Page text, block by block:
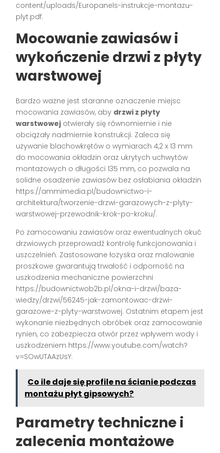
content/uploads/Europanels-instrukcje-montazu-
plyt.pdf.
Mocowanie zawiasów i
wykończenie drzwi z płyty
warstwowej
Bardzo ważne jest staranne oznaczenie miejsc
mocowania zawiasów, aby drzwi z płyty
warstwowej otwierały się równomiernie i nie
obciążały nadmiernie konstrukcji. Zaleca się
używanie blachowkrętów o wymiarach 4,2 x 13 mm
do mocowania okładzin oraz ukrytych uchwytów
montażowych o długości 135 mm, co pozwala na
solidne osadzenie zawiasów bez osłabiania okładzin
https://ammimedia.pl/budownictwo-i-
architektura/tworzenie-drzwi-garazowych-z-plyty-
warstwowej-przewodnik-krok-po-kroku/.
Po zamocowaniu zawiasów oraz ewentualnych okuć
drzwiowych przeprowadź kontrolę funkcjonowania i
uszczelnień. Zastosowane łożyska oraz malowanie
proszkowe gwarantują trwałość i odporność na
uszkodzenia mechaniczne powierzchni
https://budownictwob2b.pl/okna-i-drzwi/baza-
wiedzy/drzwi/56245-jak-zamontowac-drzwi-
garazowe-z-plyty-warstwowej. Ostatnim etapem jest
wykonanie niezbędnych obróbek oraz zamocowanie
rynien, co zabezpiecza otwór przez wpływem wody i
uszkodzeniem https://www.youtube.com/watch?
v=SOwUTAAzUsY.
Co ile daje się profile na ścianie podczas
montażu płyt gipsowych?
Parametry techniczne i
zalecenia montażowe